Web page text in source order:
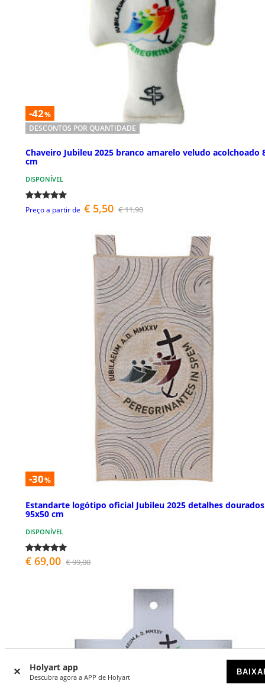
Holyart app
Descubra agora a APP de Holyart
-42%
DESCONTOS POR QUANTIDADE
Chaveiro Jubileu 2025 branco amarelo veludo acolchoado
cm
DISPONÍVEL
Preço a partir de € 5,50 € 11,90
-30%
Estandarte logótipo oficial Jubileu 2025 detalhes dourados
95x50 cm
DISPONÍVEL
€ 69,00 € 99,00